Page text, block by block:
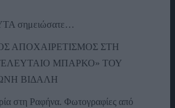
σημειώσατε…
ΑΠΟΧΑΙΡΕΤΙΣΜΟΣ ΣΤΗ
ΜΠΑΡΚΟ» ΤΟΥ
ΒΙΔΑΛΗ
στη Ραφήνα. Φωτογραφίες από